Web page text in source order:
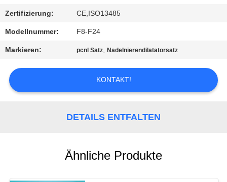
SITEMAP
POLICY
Zertifizierung: CE,ISO13485
Modellnummer: F8-F24
Markieren: pcnl Satz,Nadelnierendilatatorsatz
KONTAKT!
DETAILS ENTFALTEN
Ähnliche Produkte